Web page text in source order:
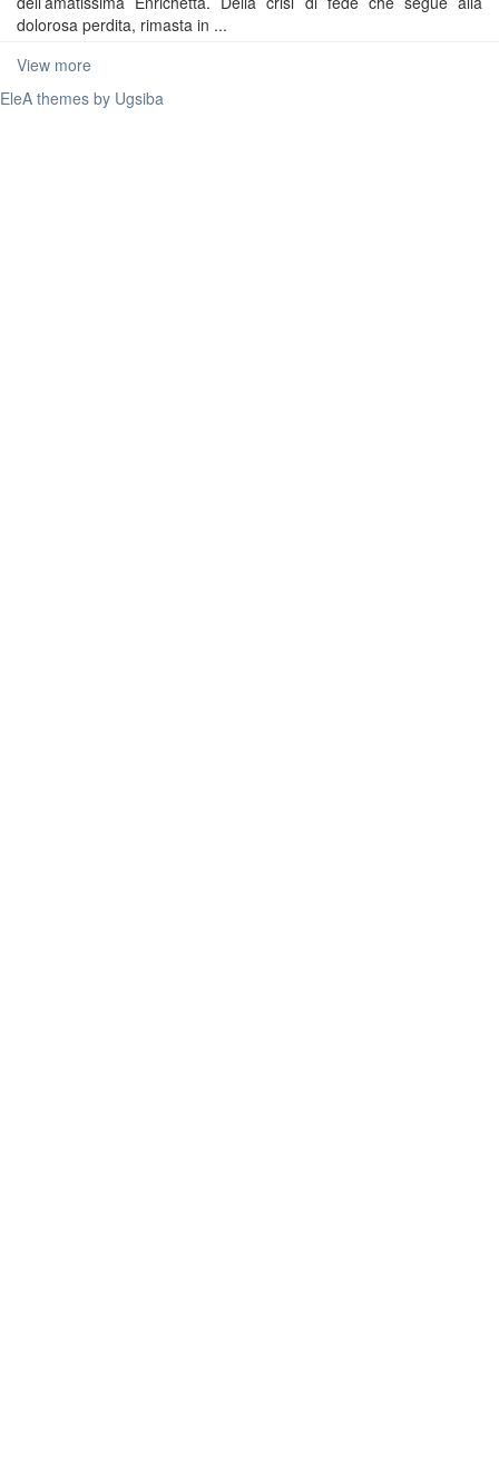
dolorosa perdita, rimasta in ...
View more
EleA themes by Ugsiba